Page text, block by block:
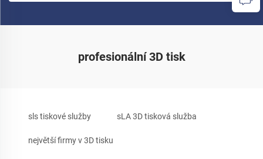
profesionální 3D tisk
sls tiskové služby sLA 3D tisková služba
největší firmy v 3D tisku